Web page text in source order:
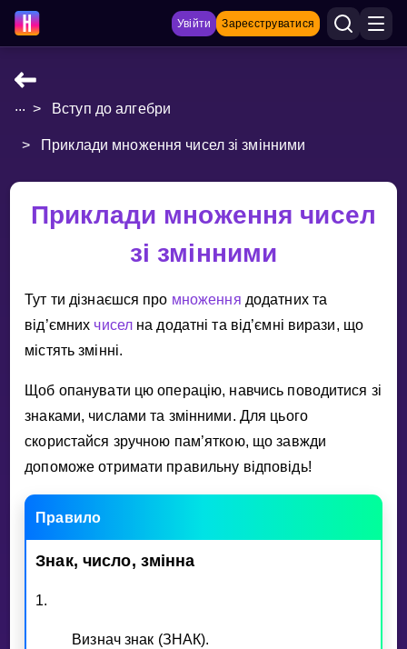
Увійти Зареєструватися
НАВЧАЛЬНІ МАТЕРІАЛИ
Curriculum
Показати більше
ІГРИ
Джуніор-матем
Показати більше
Invite a Friend
НАВЧАЛЬНИЙ ПЛАН
Select curriculum
Увійти
... > Вступ до алгебри
> Приклади множення чисел зі змінними
Приклади множення чисел
зі змінними
Тут ти дiзнаєшся про множення додатних та
вiд’ємних чисел на додатнi та вiд’ємнi вирази, що
мiстять змiннi.
Щоб опанувати цю операцiю, навчись поводитися зi
знаками, числами та змiнними. Для цього
скористайся зручною пам’яткою, що завжди
допоможе отримати правильну вiдповiдь!
Правило
Знак, число, змiнна
1.
Визнач знак (ЗНАК).